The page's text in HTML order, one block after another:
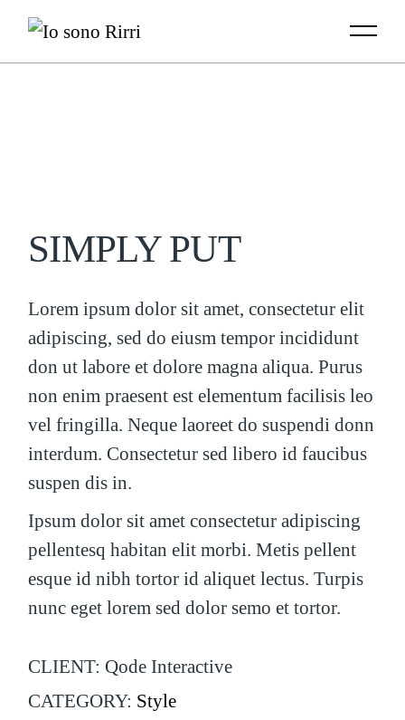
content
SIMPLY PUT
Lorem ipsum dolor sit amet, consectetur elit
adipiscing, sed do eiusm tempor incididunt
don ut labore et dolore magna aliqua. Purus
non enim praesent est elementum facilisis leo
vel fringilla. Neque laoreet do suspendi donn
interdum. Consectetur sed libero id faucibus
suspen dis in.
Ipsum dolor sit amet consectetur adipiscing
pellentesq habitan elit morbi. Metis pellent
esque id nibh tortor id aliquet lectus. Turpis
nunc eget lorem sed dolor semo et tortor.
CLIENT: Qode Interactive
CATEGORY: Style